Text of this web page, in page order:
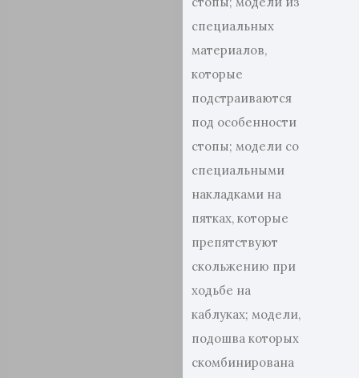
специальных
материалов,
которые
подстраиваются
под особенности
стопы; модели со
специальными
накладками на
пятках, которые
препятствуют
скольжению при
ходьбе на
каблуках; модели,
подошва которых
скомбинирована